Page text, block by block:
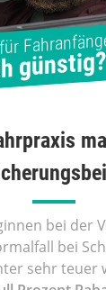
günstig?
bei der
bei
sehr teuer